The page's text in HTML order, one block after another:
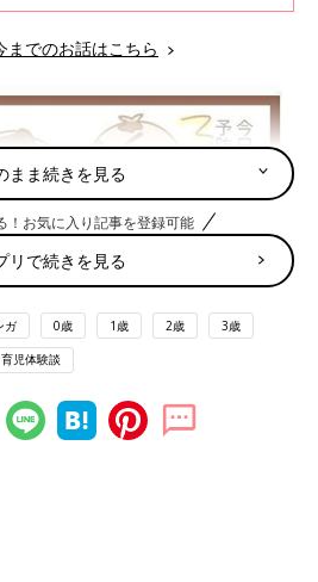
子が予防接種の赤ちゃんのときのお話
した。 さて今回は三つ子が幼児期のワ
時期です。
までのお話はこちら
まま続きを見る
！お気に入り記事を登録可能
リで続きを見る
ガ 0歳 1歳 2歳 3歳
育児体験談